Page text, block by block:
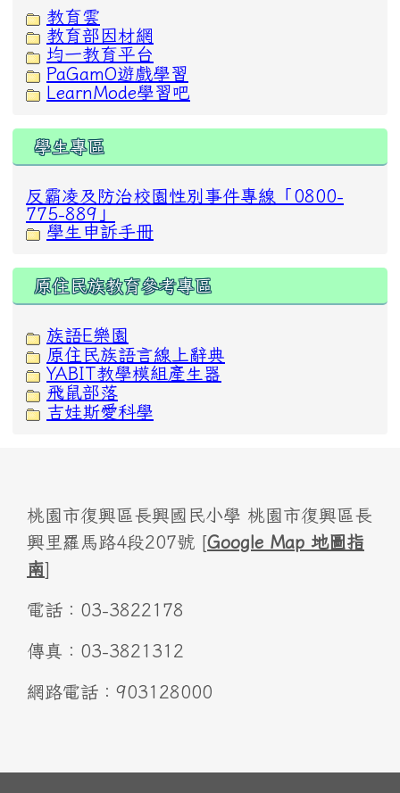
教育雲
教育部因材網
均一教育平台
PaGamO遊戲學習
LearnMode學習吧
學生專區
反霸凌及防治校園性別事件專線「0800-
775-889」
學生申訴手冊
原住民族教育參考專區
族語E樂園
原住民族語言線上辭典
YABIT教學模組產生器
飛鼠部落
吉娃斯愛科學
桃園市復興區長興國民小學 桃園市復興區長
興里羅馬路4段207號 [Google Map 地圖指
南]
電話：03-3822178
傳真：03-3821312
網路電話：903128000